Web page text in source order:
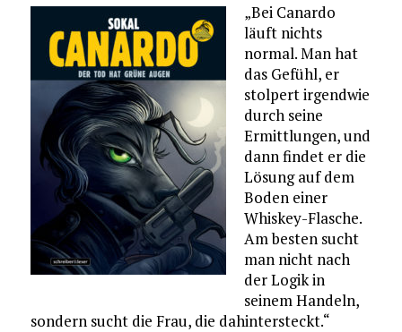
„Bei Canardo
läuft nichts
normal. Man hat
das Gefühl, er
stolpert irgendwie
durch seine
Ermittlungen, und
dann findet er die
Lösung auf dem
Boden einer
Whiskey-Flasche.
Am besten sucht
man nicht nach
der Logik in
seinem Handeln,
sondern sucht die Frau, die dahintersteckt.“